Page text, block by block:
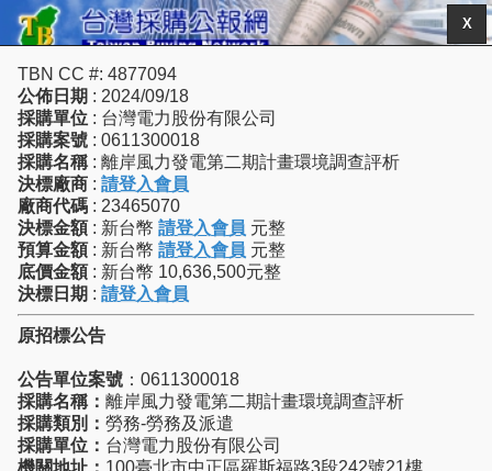
X
TBN CC #: 4877094
公佈日期 : 2024/09/18
採購單位 : 台灣電力股份有限公司
採購案號 : 0611300018
採購名稱 : 離岸風力發電第二期計畫環境調查評析
決標廠商 : 請登入會員
廠商代碼 : 23465070
決標金額 : 新台幣 請登入會員 元整
預算金額 : 新台幣 請登入會員 元整
底價金額 : 新台幣 10,636,500元整
決標日期 : 請登入會員
原招標公告
公告單位案號 ：0611300018
採購名稱： 離岸風力發電第二期計畫環境調查評析
採購類別： 勞務-勞務及派遣
採購單位： 台灣電力股份有限公司
機關地址： 100臺北市中正區羅斯福路3段242號21樓